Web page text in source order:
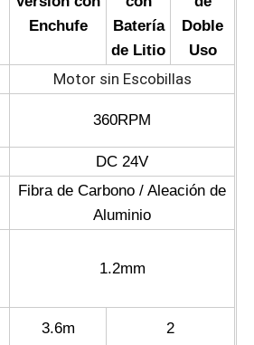
Enchufe
Batería
de Litio
Doble
Uso
Motor sin Escobillas
360RPM
DC 24V
Fibra de Carbono / Aleación de
Aluminio
1.2mm
3.6m 2